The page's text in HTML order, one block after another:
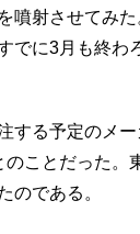
噴射させてみ
でに3月も終
る予定のメ
ことだった。
のである。